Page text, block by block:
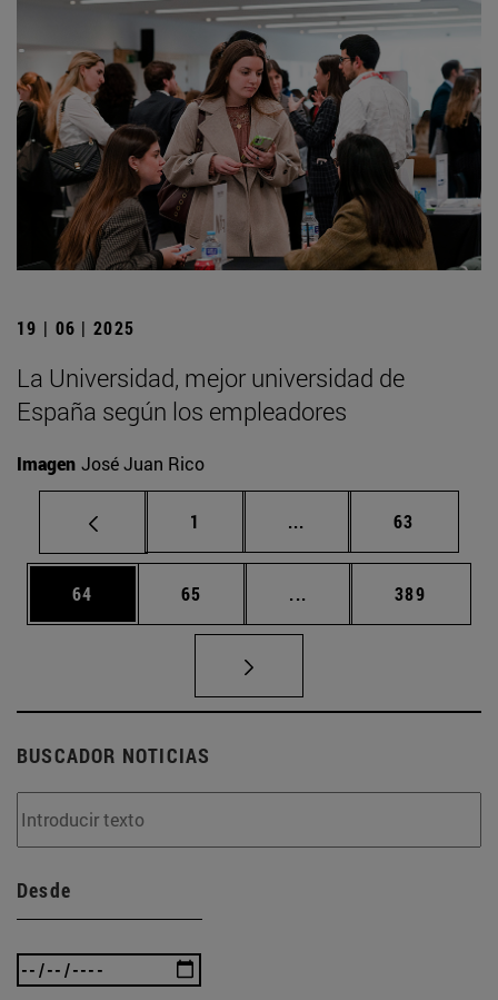
19 | 06 | 2025
La Universidad, mejor universidad de
España según los empleadores
Imagen José Juan Rico
Página
1 ... Páginas intermedias
Página
63
Página
64 Página
65 ... Páginas intermedias
Página
389
BUSCADOR NOTICIAS
Desde